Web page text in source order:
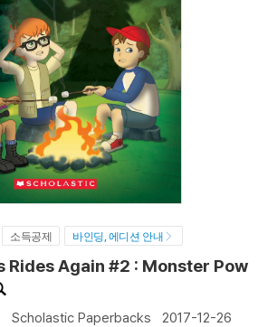
소득공제 바인딩, 에디션 안내
Rides Again #2 : Monster Pow
Scholastic Paperbacks 2017-12-26